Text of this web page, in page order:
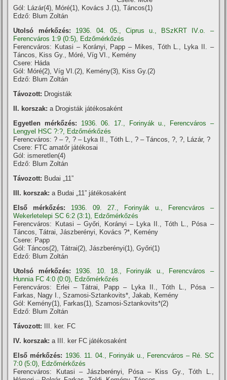
Gól: Lázár(4), Móré(1), Kovács J.(1), Táncos(1)
Edző: Blum Zoltán
Utolsó mérkőzés: 1936. 04. 05., Ciprus u., BSzKRT IV.o. –
Ferencváros 1:9 (0:5), Edzőmérkőzés
Ferencváros: Kutasi – Korányi, Papp – Mikes, Tóth L., Lyka II. –
Táncos, Kiss Gy., Móré, Víg VI., Kemény
Csere: Háda
Gól: Móré(2), Víg VI.(2), Kemény(3), Kiss Gy.(2)
Edző: Blum Zoltán
Távozott: Drogisták
II. korszak:a Drogisták játékosaként
Egyetlen mérkőzés:
1936. 06. 17., Forinyák u., Ferencváros –
Lengyel HSC ?:?, Edzőmérkőzés
Ferencváros: ? – ?, ? – Lyka II., Tóth L., ? – Táncos, ?, ?, Lázár, ?
Csere: FTC amatőr játékosai
Gól: ismeretlen(4)
Edző: Blum Zoltán
Távozott: Budai „11”
III. korszak: a Budai „11” játékosaként
Első mérkőzés: 1936. 09. 27., Forinyák u., Ferencváros –
Wekerletelepi SC 6:2 (3:1), Edzőmérkőzés
Ferencváros: Kutasi – Győri, Korányi – Lyka II., Tóth L., Pósa –
Táncos, Tátrai, Jászberényi, Kovács ?*, Kemény
Csere: Papp
Gól: Táncos(2), Tátrai(2), Jászberényi(1), Győri(1)
Edző: Blum Zoltán
Utolsó mérkőzés: 1936. 10. 18., Forinyák u., Ferencváros –
Hunnia FC 4:0 (0:0), Edzőmérkőzés
Ferencváros: Erlei – Tátrai, Papp – Lyka II., Tóth L., Pósa –
Farkas, Nagy I., Szamosi-Sztankovits*, Jakab, Kemény
Gól: Kemény(1), Farkas(1), Szamosi-Sztankovits*(2)
Edző: Blum Zoltán
Távozott: III. ker. FC
IV. korszak: a III. ker FC játékosaként
Első mérkőzés: 1936. 11. 04., Forinyák u., Ferencváros – Ré. SC
7:0 (5:0), Edzőmérkőzés
Ferencváros: Kutasi – Jászberényi, Pósa – Kiss Gy., Tóth L.,